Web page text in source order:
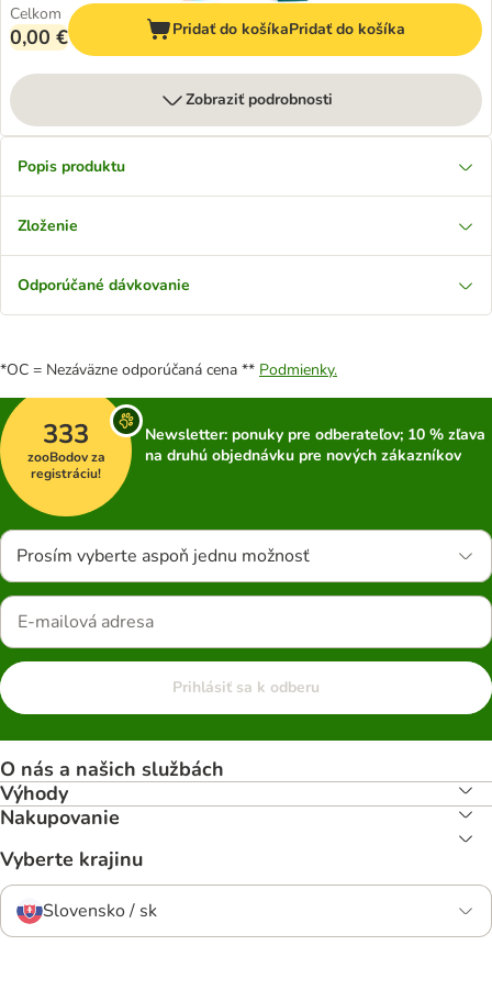
Celkom
0,00 € Pridať do košíkaPridať do košíka
Zobraziť podrobnosti
Popis produktu
Zloženie
Odporúčané dávkovanie
*OC = Nezáväzne odporúčaná cena ** Podmienky.
333
zooBodov za
registráciu!
Newsletter: ponuky pre odberateľov; 10 % zľava
na druhú objednávku pre nových zákazníkov
Prosím vyberte aspoň jednu možnosť
Prihlásiť sa k odberu
O nás a našich službách
Výhody
Nakupovanie
Vyberte krajinu
Slovensko / sk